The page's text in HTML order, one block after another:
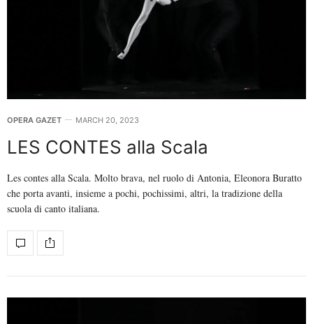
OPERA GAZET MARCH 20, 2023
LES CONTES alla Scala
Les contes alla Scala. Molto brava, nel ruolo di Antonia, Eleonora Buratto
che porta avanti, insieme a pochi, pochissimi, altri, la tradizione della
scuola di canto italiana.